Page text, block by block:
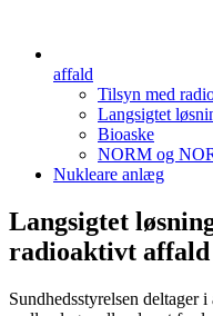
affald
Tilsyn med
Langsigtet
Bioaske
NORM og
Nukleare anlæg
Langsigtet
radioaktivt affald
Sundhedsstyrelsen deltager